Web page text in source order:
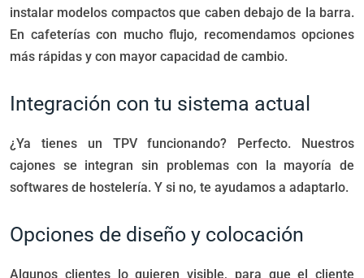
instalar modelos compactos que caben debajo de la barra.
En cafeterías con mucho flujo, recomendamos opciones
más rápidas y con mayor capacidad de cambio.
Integración con tu sistema actual
¿Ya tienes un TPV funcionando? Perfecto. Nuestros
cajones se integran sin problemas con la mayoría de
softwares de hostelería. Y si no, te ayudamos a adaptarlo.
Opciones de diseño y colocación
Algunos clientes lo quieren visible, para que el cliente